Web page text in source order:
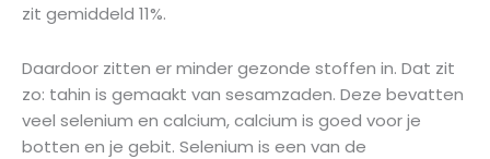
zit gemiddeld 11%.
Daardoor zitten er minder gezonde stoffen in. Dat zit
zo: tahin is gemaakt van sesamzaden. Deze bevatten
veel selenium en calcium, calcium is goed voor je
botten en je gebit. Selenium is een van de